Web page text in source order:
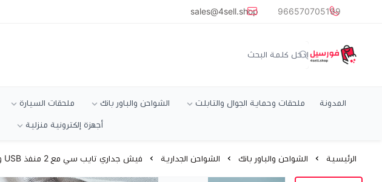
common.titles.skip_to_main_content
966570705199
sales@4sell.shop
متجر فورسيل
المدونة ملحقات وحماية الجوال والتابلت الشواحن والباور بانك ملحقات السيارة
أجهزة إلكترونية منزلية
الرئيسية الشواحن والباور بانك الشواحن الجدارية فيش جداري تايب سي مع 2 منفذ USB ومتعدد المخارج ماركة رافباور Ravpower